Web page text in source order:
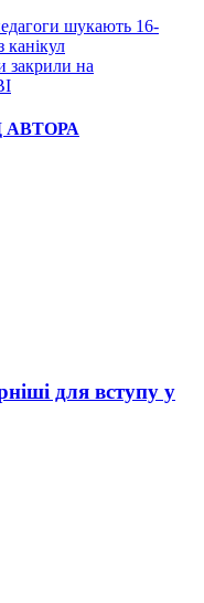
шукають 16-
канікул
закрили на
АВТОРА
для вступу у